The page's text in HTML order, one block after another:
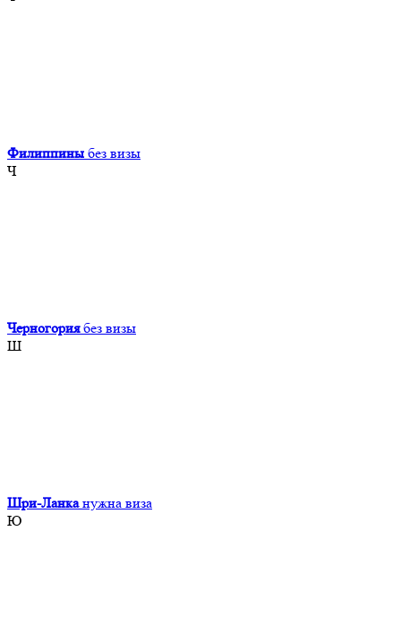
Филиппины без визы
Ч
Черногория без визы
Ш
Шри-Ланка нужна виза
Ю